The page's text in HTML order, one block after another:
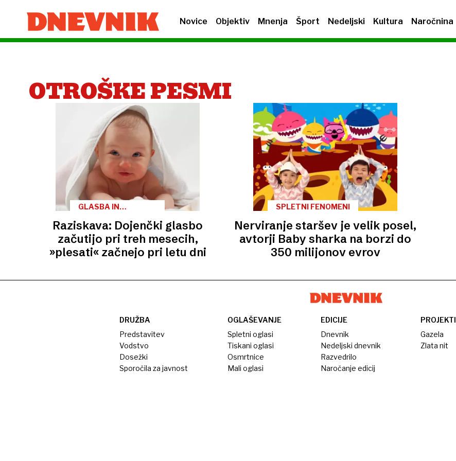
Novice Objektiv Mnenja Šport Nedeljski Kultura Naročnina
OTROŠKE PESMI
GLASBA IN
Raziskava: Dojenčki glasbo
začutijo pri treh mesecih,
»plesati« začnejo pri letu dni
SPLETNI FENOMENI
Nerviranje staršev je velik posel,
avtorji Baby sharka na borzi do
350 milijonov evrov
DRUŽBA
Predstavitev
Vodstvo
Dosežki
Sporočila za javnost
OGLAŠEVANJE
Spletni oglasi
Tiskani oglasi
Osmrtnice
Mali oglasi
EDICIJE
Dnevnik
Nedeljski dnevnik
Razvedrilo
Naročanje edicij
PROJEKTI
Gazela
Zlata nit